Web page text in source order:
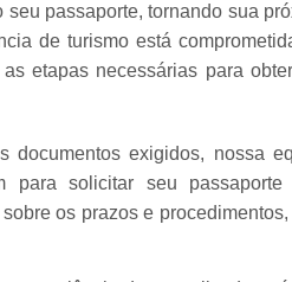
passaporte, tornando sua
de turismo está
etapas necessárias para
documentos exigidos, nossa
para solicitar seu passaporte
os prazos e procedimentos,